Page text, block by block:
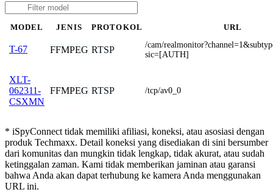
MODEL JENIS PROTOKOL URL
T-67 FFMPEG RTSP
/cam/
sic=[AUTH]
XLT-
062311-
CSXMN
FFMPEG RTSP /tcp/av0_0
* iSpyConnect tidak memiliki afiliasi, koneksi, atau asosiasi dengan
produk Techmaxx. Detail koneksi yang disediakan di sini bersumber
dari komunitas dan mungkin tidak lengkap, tidak akurat, atau sudah
ketinggalan zaman. Kami tidak memberikan jaminan atau garansi
bahwa Anda akan dapat terhubung ke kamera Anda menggunakan
URL ini.